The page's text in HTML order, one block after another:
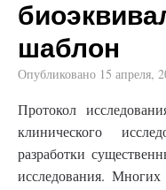
шаблон
Опубликовано 15 апреля,
Протокол
клинического
разработки
исследования.